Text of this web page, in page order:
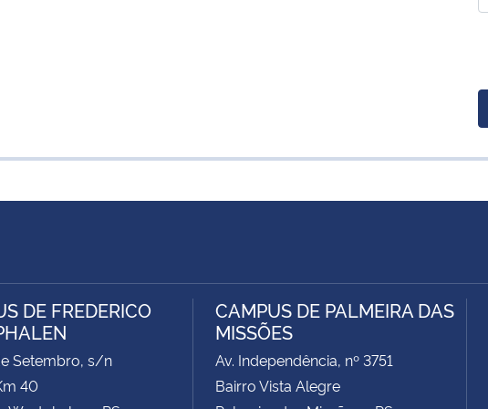
DE FREDERICO
Setembro, s/n
40
CAMPUS DE PALMEIRA DAS
MISSÕES
Av. Independência, nº 3751
Bairro Vista Alegre